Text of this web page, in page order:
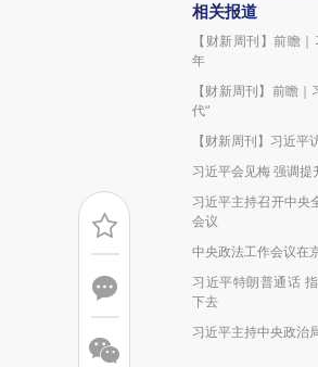
相关报道
【财新周刊】前瞻
年
【财新周刊】前瞻
代”
【财新周刊】习近平
习近平会见梅 强调提
习近平主持召开中央
会议
中央政法工作会议在
习近平特朗普通话
下去
习近平主持中央政治